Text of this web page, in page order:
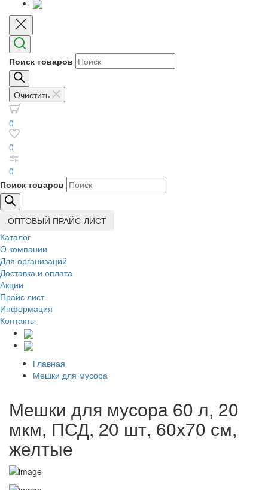
Поиск товаров
Очистить
0
0
0
Поиск товаров
ОПТОВЫЙ ПРАЙС-ЛИСТ
Каталог
О компании
Для организаций
Доставка и оплата
Акции
Прайс лист
Информация
Контакты
Главная
Мешки для мусора
Мешки для мусора 60 л, 20
мкм, ПСД, 20 шт, 60х70 см,
желтые